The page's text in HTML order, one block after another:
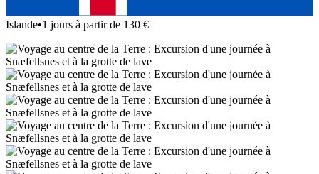
Islande•1 jours à partir de 130 €